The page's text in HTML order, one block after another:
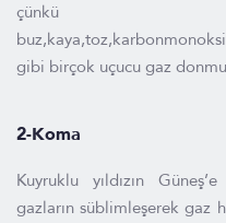
çünkü
gibi birçok uçucu gaz
2-Koma
Kuyruklu yıldızın
gazların süblimleşerek gaz